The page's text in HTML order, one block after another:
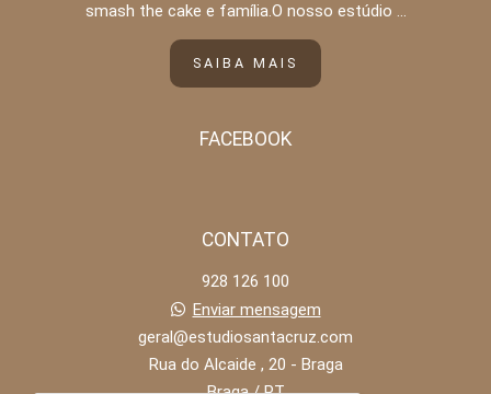
smash the cake e família.O nosso estúdio ...
SAIBA MAIS
FACEBOOK
CONTATO
928 126 100
Enviar mensagem
geral@estudiosantacruz.com
Rua do Alcaide , 20 - Braga